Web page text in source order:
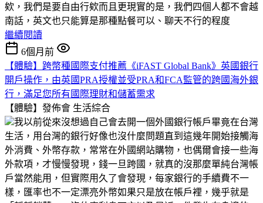
欸，我們是要自由行欸而且更現實的是，我們四個人都不會越
南話，英文也只能算是那種點餐可以、聊天不行的程度
繼續閱讀
6個月前
【體驗】跨幣種國際支付推薦《iFAST Global Bank》英國銀行
開戶操作，由英國PRA授權並受PRA和FCA監管的跨國海外銀
行，滿足您所有國際理財和儲蓄需求
【體驗】發佈會 生活綜合
我以前從來沒想過自己會去開一個外國銀行帳戶畢竟在台灣
生活，用台灣的銀行好像也沒什麼問題直到這幾年開始接觸海
外消費、外幣存款，常常在外國網站購物，也偶爾會接一些海
外款項，才慢慢發現，錢一旦跨國，就真的沒那麼單純台灣帳
戶當然能用，但實際用久了會發現，每家銀行的手續費不一
樣，匯率也不一定漂亮外幣如果只是放在帳戶裡，幾乎就是